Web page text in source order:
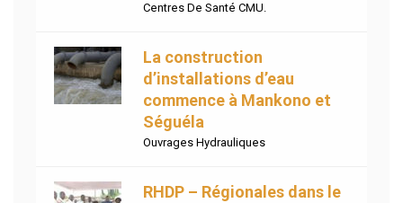
Centres De Santé CMU.
La construction
d’installations d’eau
commence à Mankono et
Séguéla
Ouvrages Hydrauliques
RHDP – Régionales dans le